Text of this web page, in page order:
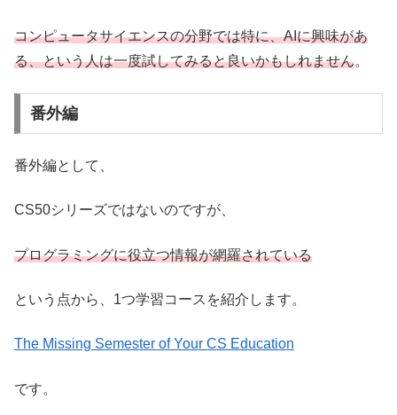
コンピュータサイエンスの分野では特に、AIに興味があ
る、という人は一度試してみると良いかもしれません。
番外編
番外編として、
CS50シリーズではないのですが、
プログラミングに役立つ情報が網羅されている
という点から、1つ学習コースを紹介します。
The Missing Semester of Your CS Education
です。